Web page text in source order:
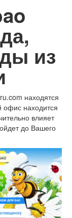
из
находятся
офис находится
влияет
до Вашего